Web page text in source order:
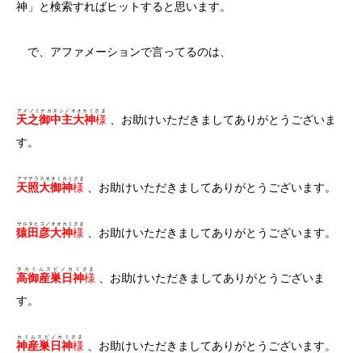
神」と検索すればヒットすると思います。
で、アファメーションで言ってるのは、
天之御中主大神様
アメノミナカヌシノオオカミさま
、お助けいただきましてありがとうございま
す。
天照大御神様
アマテラスオオミカミさま
、お助けいただきましてありがとうございます。
猿田彦大神様
サルタヒコノオオカミさま
、お助けいただきましてありがとうございます。
高御産巣日神様
タカミムスビノカミさま
、お助けいただきましてありがとうございま
す。
神産巣日神様
カミムスビノカミさま
、お助けいただきましてありがとうございます。